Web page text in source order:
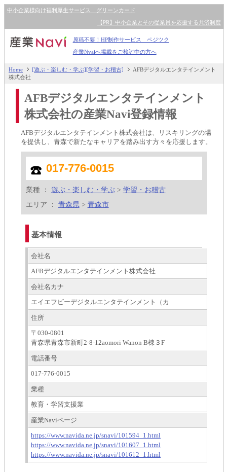
中小企業様向け福利厚生サービス グリーンカード
【PR】中小企業とその従業員を応援する共済制度
原稿不要！HP制作サービス ペジツク
産業Nvaiへ掲載をご検討中の方へ
Home [遊ぶ・楽しむ・学ぶ][学習・お稽古]
AFBデジタルエンタテインメント
株式会社
AFBデジタルエンタテインメント
株式会社の産業Navi登録情報
AFBデジタルエンタテインメント株式会社は、リスキリングの場
を提供し、青森で新たなキャリアを踏み出す方々を応援します。
017-776-0015
業種 ： 遊ぶ・楽しむ・学ぶ > 学習・お稽古
エリア ： 青森県 > 青森市
基本情報
会社名
AFBデジタルエンタテインメント株式会社
会社名カナ
エイエフビーデジタルエンタテインメント（カ
住所
〒030-0801
青森県青森市新町2-8-12aomori Wanon B棟３F
電話番号
017-776-0015
業種
教育・学習支援業
産業Naviページ
https://www.navida.ne.jp/snavi/101594_1.html
https://www.navida.ne.jp/snavi/101607_1.html
https://www.navida.ne.jp/snavi/101612_1.html